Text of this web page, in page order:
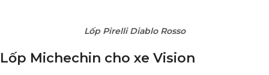
Lốp Pirelli Diablo Rosso
Lốp Michechin cho xe Vision